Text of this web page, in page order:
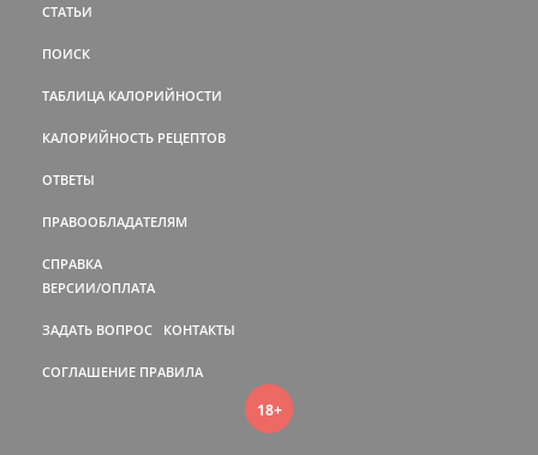
СТАТЬИ
ПОИСК
ТАБЛИЦА КАЛОРИЙНОСТИ
КАЛОРИЙНОСТЬ РЕЦЕПТОВ
ОТВЕТЫ
ПРАВООБЛАДАТЕЛЯМ
СПРАВКА
ВЕРСИИ/ОПЛАТА
ЗАДАТЬ ВОПРОС КОНТАКТЫ
СОГЛАШЕНИЕ ПРАВИЛА
18+